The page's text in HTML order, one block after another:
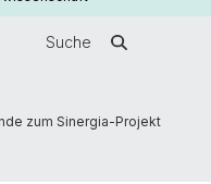
Suche
zum Sinergia-Projekt